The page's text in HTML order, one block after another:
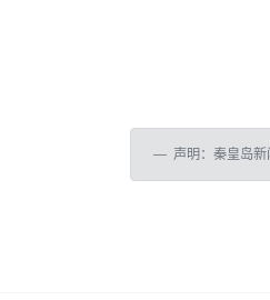
声明：秦皇岛